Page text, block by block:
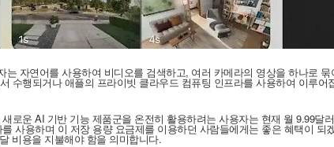
는 자연어를 사용하여 비디오를 검색하고, 여러 카메라의 영상을 하나로
수행되거나 애플의 프라이빗 클라우드 컴퓨팅 인프라를 사용하여 이루어
로운 AI 기반 기능 제품군을 온전히 활용하려는 사용자는 현재 월 9.99달
사용하며 이 저장 용량 요금제를 이용하던 사람들에게는 좋은 혜택이
비용을 지불해야 함을 의미합니다.